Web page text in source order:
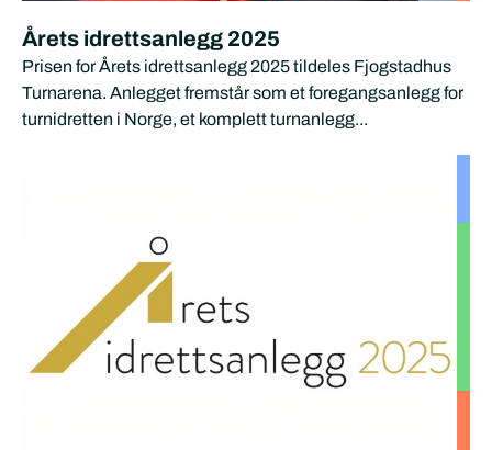
Årets idrettsanlegg 2025
Prisen for Årets idrettsanlegg 2025 tildeles Fjogstadhus
Turnarena. Anlegget fremstår som et foregangsanlegg for
turnidretten i Norge, et komplett turnanlegg...